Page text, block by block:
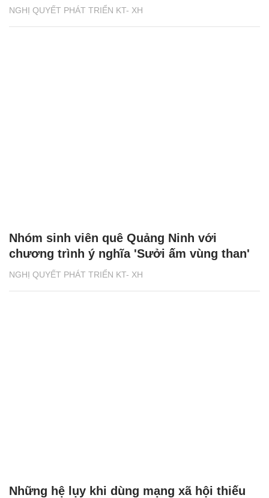
NGHỊ QUYẾT PHÁT TRIỂN KT- XH
NGHỊ QUYẾT PHÁT TRIỂN KT- XH
Nhóm sinh viên quê Quảng Ninh với
chương trình ý nghĩa 'Sưởi ấm vùng than'
Những hệ lụy khi dùng mạng xã hội thiếu